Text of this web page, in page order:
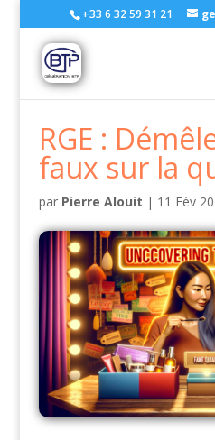
+33 6 32 59 31 21
RGE :
faux sur la
par Pierre Alouit | 11 Fév